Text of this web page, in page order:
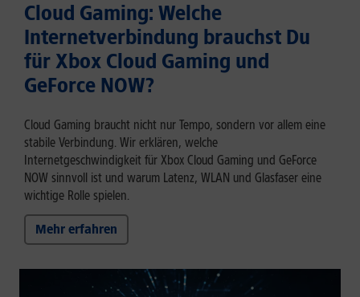
Cloud Gaming: Welche
Internetverbindung brauchst Du
für Xbox Cloud Gaming und
GeForce NOW?
Cloud Gaming braucht nicht nur Tempo, sondern vor allem eine
stabile Verbindung. Wir erklären, welche
Internetgeschwindigkeit für Xbox Cloud Gaming und GeForce
NOW sinnvoll ist und warum Latenz, WLAN und Glasfaser eine
wichtige Rolle spielen.
Mehr erfahren